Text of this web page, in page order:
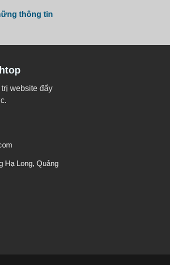
thông tin
website đẩy
Hạ Long, Quảng